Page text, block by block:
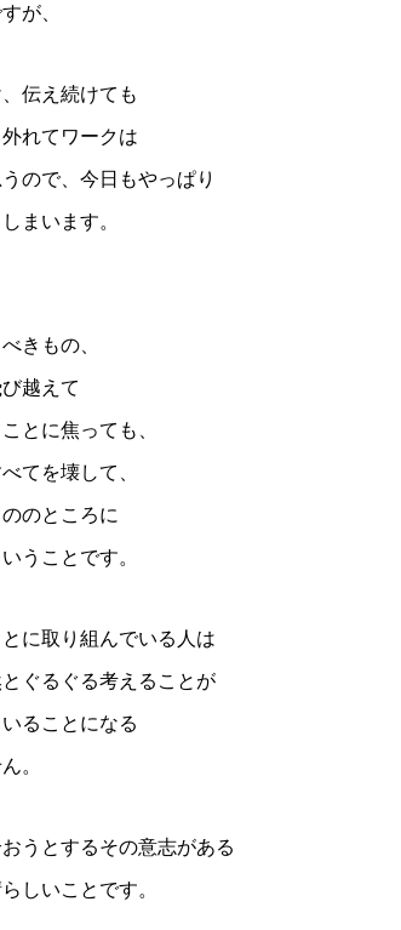
が、
伝え続けても
れてワークは
ので、今日もやっぱり
まいます。
きもの、
越えて
とに焦っても、
てを壊して、
のところに
うことです。
に取り組んでいる人は
ぐるぐる考えることが
ることになる
。
うとするその意志がある
しいことです。